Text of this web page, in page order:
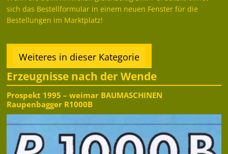
sich das Bestellformular in einem neuen Fenster für die
Bestellungen im Marktplatz!
Weiteres in dieser Kategorie
Erzeugnisse nach der Wende
Prospekt 1995 – weimar BAUMASCHINEN
Raupenbagger R1000B